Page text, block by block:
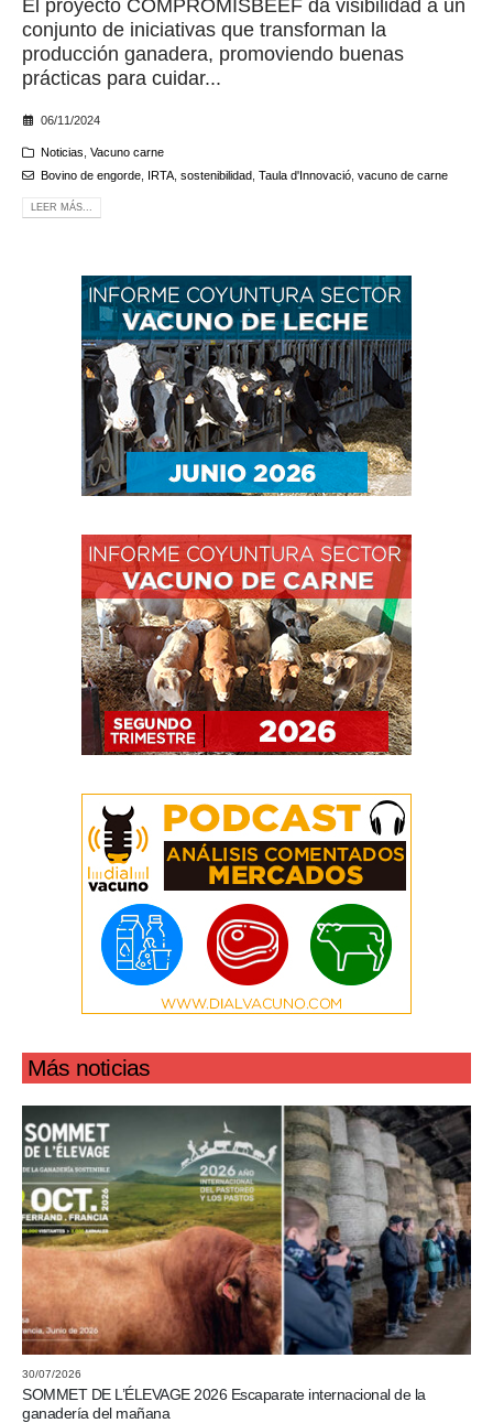
El proyecto COMPROMISBEEF da visibilidad a un
conjunto de iniciativas que transforman la
producción ganadera, promoviendo buenas
prácticas para cuidar...
06/11/2024
Noticias Vacuno carne
Bovino de engorde, IRTA, sostenibilidad Taula d'Innovació, vacuno de carne
LEER MÁS...
Más noticias
30/07/2026
SOMMET DE L’ÉLEVAGE 2026 Escaparate internacional de la
ganadería del mañana